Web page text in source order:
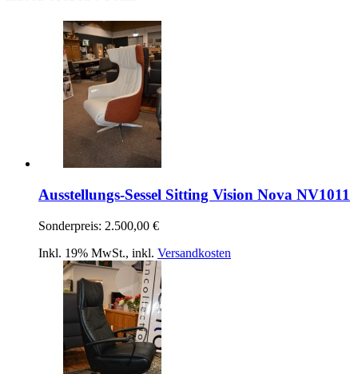
Ausstellungs-Sessel Sitting Vision Nova NV1011
Sonderpreis: 2.500,00 €
Inkl. 19% MwSt., inkl. Versandkosten